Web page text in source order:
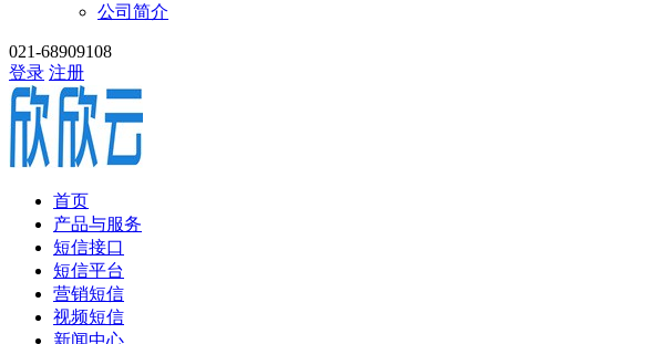
公司简介
021-68909108
登录 注册
首页
产品与服务
短信接口
短信平台
营销短信
视频短信
新闻中心